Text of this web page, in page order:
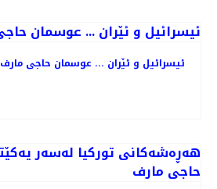
ئیسرائیل و ئێران ... عوسمان حاجی مارف